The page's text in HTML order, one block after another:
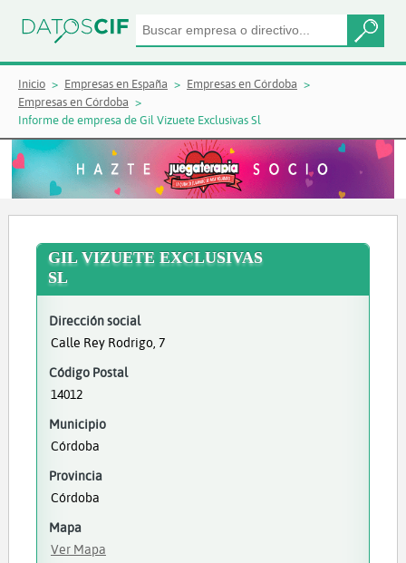
Inicio Empresas en España
Empresas en Córdoba
Empresas en Córdoba
Informe de empresa de Gil Vizuete Exclusivas Sl
GIL VIZUETE EXCLUSIVAS
SL
Dirección social
Calle Rey Rodrigo, 7
Código Postal
14012
Municipio
Córdoba
Provincia
Córdoba
Mapa
Ver Mapa